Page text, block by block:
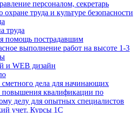
персоналом, секретарь
труда и культуре безопасности
труда
помощь пострадавшим
выполнение работ на высоте 1-3
и WEB дизайн
дела для начинающих
повышения квалификации по
делу для опытных специалистов
учет. Курсы 1С